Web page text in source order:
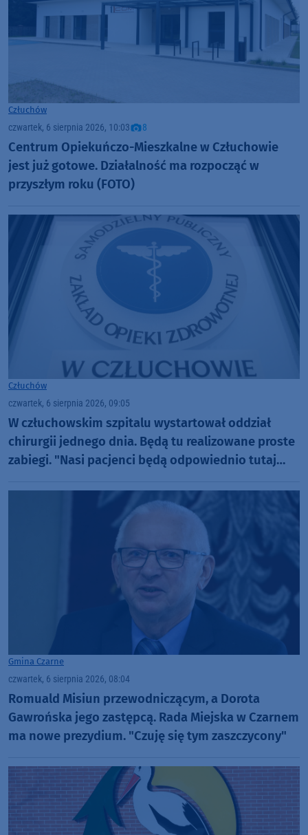
Człuchów
czwartek, 6 sierpnia 2026, 10:03 8
Centrum Opiekuńczo-Mieszkalne w Człuchowie
jest już gotowe. Działalność ma rozpocząć w
przyszłym roku (FOTO)
Człuchów
czwartek, 6 sierpnia 2026, 09:05
W człuchowskim szpitalu wystartował oddział
chirurgii jednego dnia. Będą tu realizowane proste
zabiegi. "Nasi pacjenci będą odpowiednio tutaj
Gmina Czarne
czwartek, 6 sierpnia 2026, 08:04
Romuald Misiun przewodniczącym, a Dorota
Gawrońska jego zastępcą. Rada Miejska w Czarnem
ma nowe prezydium. "Czuję się tym zaszczycony"